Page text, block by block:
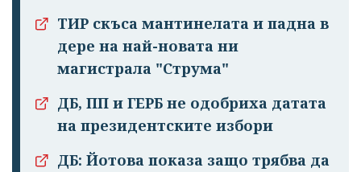
ТИР скъса мантинелата и падна в
дере на най-новата ни
магистрала "Струма"
ДБ, ПП и ГЕРБ не одобриха датата
на президентските избори
ДБ: Йотова показа защо трябва да